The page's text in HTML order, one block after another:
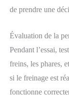
de prendre une
Évaluation de la
Pendant l’essai,
freins, les phares,
si le freinage est
fonctionne